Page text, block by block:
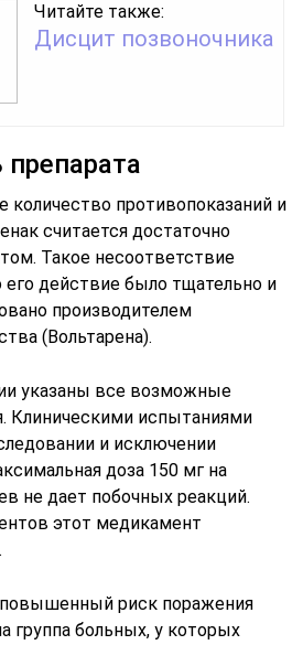
Читайте также:
Дисцит позвоночника
препарата
количество противопоказаний и
считается достаточно
Такое несоответствие
его действие было тщательно и
производителем
(Вольтарена).
указаны все возможные
Клиническими испытаниями
и исключении
доза 150 мг на
не дает побочных реакций.
этот медикамент
риск поражения
группа больных, у которых